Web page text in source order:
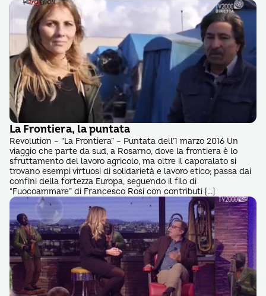
La Frontiera, la puntata
Revolution – “La Frontiera” – Puntata dell’1 marzo 2016 Un
viaggio che parte da sud, a Rosarno, dove la frontiera è lo
sfruttamento del lavoro agricolo, ma oltre il caporalato si
trovano esempi virtuosi di solidarietà e lavoro etico; passa dai
confini della fortezza Europa, seguendo il filo di
“Fuocoammare” di Francesco Rosi con contributi […]